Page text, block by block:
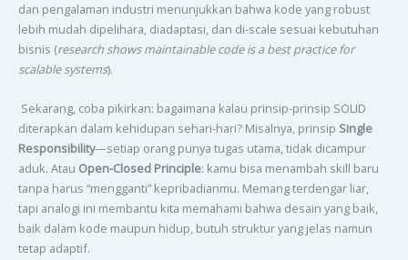
dan pengalaman industri menunjukkan bahwa kode yang robust
lebih mudah dipelihara, diadaptasi, dan di-scale sesuai kebutuhan
bisnis (research shows maintainable code is a best practice for
scalable systems).
Sekarang, coba pikirkan: bagaimana kalau prinsip-prinsip SOLID
diterapkan dalam kehidupan sehari-hari? Misalnya, prinsip Single
Responsibility—setiap orang punya tugas utama, tidak dicampur
aduk. Atau Open-Closed Principle: kamu bisa menambah skill baru
tanpa harus “mengganti” kepribadianmu. Memang terdengar liar,
tapi analogi ini membantu kita memahami bahwa desain yang baik,
baik dalam kode maupun hidup, butuh struktur yang jelas namun
tetap adaptif.